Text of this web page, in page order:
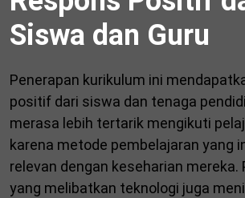
Siswa dan Guru
Penerapan kurikulum ini
positif dari siswa dan tenaga
merasa lebih tertarik mengikuti
karena metode pembelajaran yang
relevan dengan keseharian mereka.
yang melibatkan teknologi juga